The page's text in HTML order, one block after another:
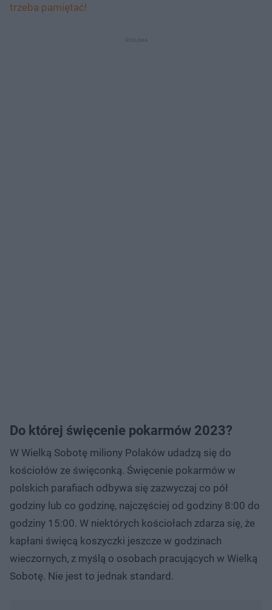
trzeba pamiętać!
Do której święcenie pokarmów 2023?
W Wielką Sobotę miliony Polaków udadzą się do
kościołów ze święconką. Święcenie pokarmów w
polskich parafiach odbywa się zazwyczaj co pół
godziny lub co godzinę, najczęściej od godziny 8:00 do
godziny 15:00. W niektórych kościołach zdarza się, że
kapłani święcą koszyczki jeszcze w godzinach
wieczornych, z myślą o osobach pracujących w Wielką
Sobotę. Nie jest to jednak standard.